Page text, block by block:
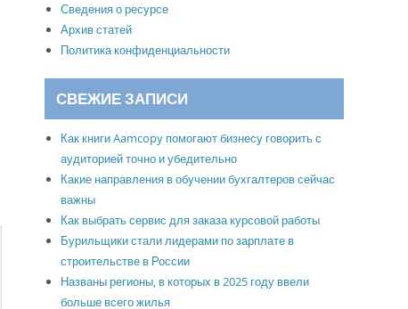
Сведения о ресурсе
Архив статей
Политика конфиденциальности
СВЕЖИЕ ЗАПИСИ
Как книги Aamcopy помогают бизнесу говорить с
аудиторией точно и убедительно
Какие направления в обучении бухгалтеров сейчас
важны
Как выбрать сервис для заказа курсовой работы
Бурильщики стали лидерами по зарплате в
строительстве в России
Названы регионы, в которых в 2025 году ввели
больше всего жилья